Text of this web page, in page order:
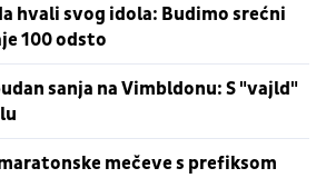
hvali svog idola: Budimo srećni
100 odsto
sanja na Vimbldonu: S "vajld"
mečeve s prefiksom